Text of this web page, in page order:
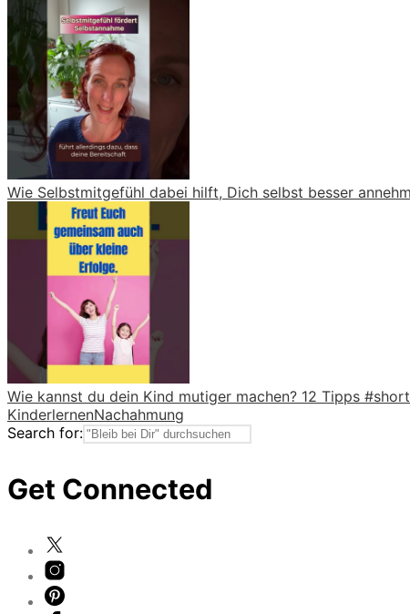
Wie Selbstmitgefühl dabei hilft, Dich selbst besser
Wie kannst du dein Kind mutiger machen? 12 Tipps
KinderlernenNachahmung
Search for:
Get Connected